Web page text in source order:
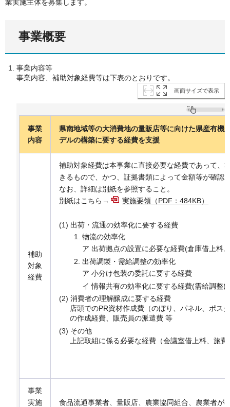
業実施主体を募集します。
事業概要
事業内容等
事業内容、補助対象経費等は下表のとおりです。
画面サイズで表示
事業
内容
県南地域等の大消費地の量販店等に向けた県産有機
デルの構築に要する経費を支援
補助
対象
経費
補助対象経費は本事業に直接必要な経費であって、
きるもので、かつ、証拠書類によって金額等が確認
なお、詳細は別紙を参照すること。
別紙はこちら→
実施要領（PDF：484KB）
(1) 出荷・流通の効率化に要する経費
物流の効率化
ア 出荷拠点の設置に必要な経費(倉庫借上料
出荷調製・需給調整の効率化
ア 小分け包装の委託に要する経費
イ 情報共有の効率化に要する経費(需給調整
(2) 消費者の理解醸成に要する経費
店頭でのPR資材作成費（のぼり、パネル、ポス
の作成経費、販売員の派遣費 等
(3) その他
上記取組に係る必要な経費（会議室借上料、旅費
事業
実施
食品流通事業者、量販店、農業協同組合、農業者が